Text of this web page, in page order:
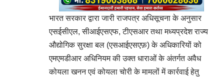
भारत सरकार द्वारा जारी राजपत्र अधिसूचना के अनुसार
एसईसीएल, सीआईएसएफ, टीएसआर तथा मध्यप्रदेश राज्य
औद्योगिक सुरक्षा बल (एसआईएसएफ़) के अधिकारियों को
एमएमडीआर अधिनियम की उक्त धाराओं के अंतर्गत अवैध
कोयला खनन एवं कोयला चोरी के मामलों में कार्रवाई हेतु